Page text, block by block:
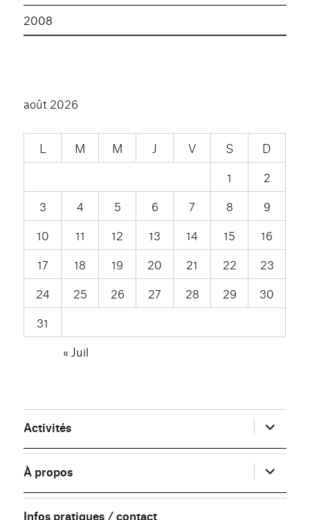
2008
août 2026
L M M J V S
D
1
2
3
4 5 6 7 8
9
10
11 12 13 14 15
16
17
18 19 20 21 22
23
24
25 26 27 28 29
30
31
« Juil
Activités ouvrir
le
sous-
menu
À propos
ouvrir
le
sous-
menu
Infos pratiques / contact